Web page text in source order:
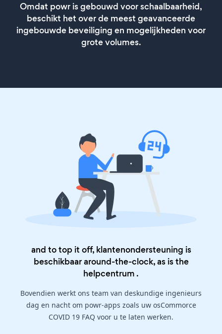
Omdat powr is gebouwd voor schaalbaarheid,
beschikt het over de meest geavanceerde
ingebouwde beveiliging en mogelijkheden voor
grote volumes.
and to top it off, klantenondersteuning is
beschikbaar around-the-clock, as is the
helpcentrum .
Bovendien werkt ons team van deskundige ingenieurs
dag en nacht om powr-apps zoals uw osCommorce
COVID 19 FAQ voor u te laten werken.